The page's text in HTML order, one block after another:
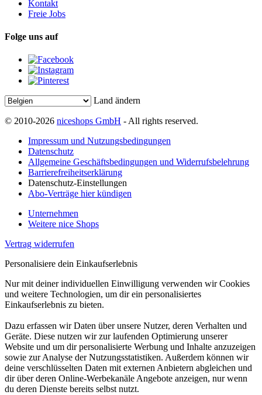
Kontakt
Freie Jobs
Folge uns auf
Land ändern
© 2010-2026 niceshops GmbH - All rights reserved.
Impressum und Nutzungsbedingungen
Datenschutz
Allgemeine Geschäftsbedingungen und Widerrufsbelehrung
Barrierefreiheitserklärung
Datenschutz-Einstellungen
Abo-Verträge hier kündigen
Unternehmen
Weitere nice Shops
Vertrag widerrufen
Personalisiere dein Einkaufserlebnis
Nur mit deiner individuellen Einwilligung verwenden wir Cookies
und weitere Technologien, um dir ein personalisiertes
Einkaufserlebnis zu bieten.
Dazu erfassen wir Daten über unsere Nutzer, deren Verhalten und
Geräte. Diese nutzen wir zur laufenden Optimierung unserer
Website und um dir personalisierte Werbung und Inhalte anzuzeigen
sowie zur Analyse der Nutzungsstatistiken. Außerdem können wir
deine verschlüsselten Daten mit externen Anbietern abgleichen und
dir über deren Online-Werbekanäle Angebote anzeigen, nur wenn
du deren Dienste bereits selbst nutzt.